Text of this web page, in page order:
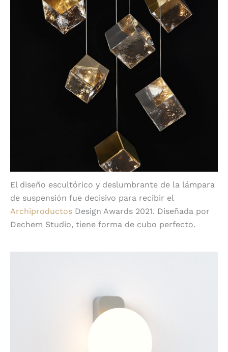
El diseño escultórico y deslumbrante de la lámpara
de suspensión fue decisivo para recibir el
Archiproductos Design Awards 2021. Diseñada por
Dechem Studio, tiene forma de cubo perfecto.